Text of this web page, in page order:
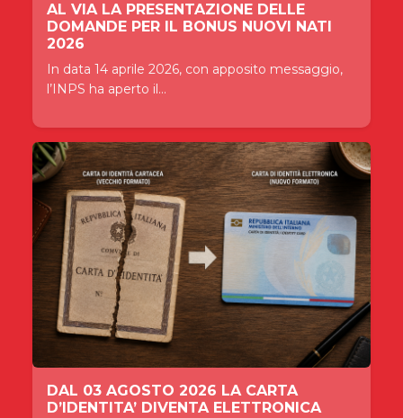
AL VIA LA PRESENTAZIONE DELLE
DOMANDE PER IL BONUS NUOVI NATI
2026
In data 14 aprile 2026, con apposito messaggio,
l’INPS ha aperto il...
DAL 03 AGOSTO 2026 LA CARTA
D’IDENTITA’ DIVENTA ELETTRONICA